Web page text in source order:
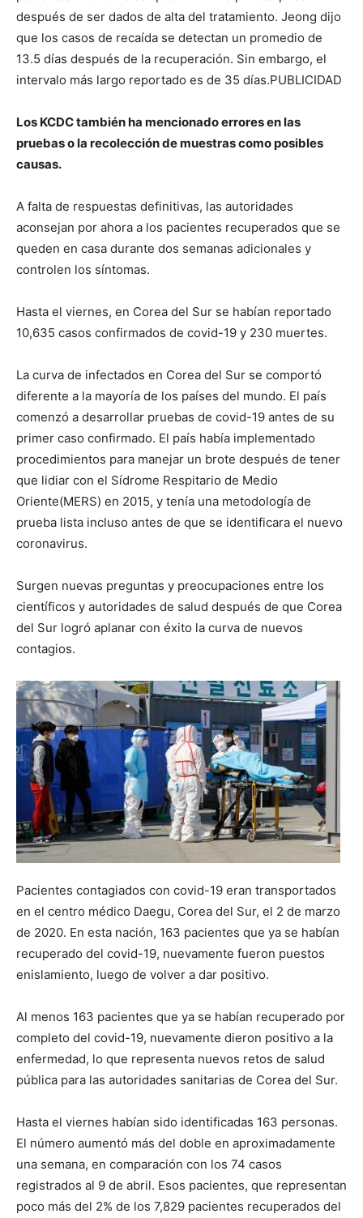
después de ser dados de alta del tratamiento. Jeong dijo
que los casos de recaída se detectan un promedio de
13.5 días después de la recuperación. Sin embargo, el
intervalo más largo reportado es de 35 días.PUBLICIDAD
Los KCDC también ha mencionado errores en las
pruebas o la recolección de muestras como posibles
causas.
A falta de respuestas definitivas, las autoridades
aconsejan por ahora a los pacientes recuperados que se
queden en casa durante dos semanas adicionales y
controlen los síntomas.
Hasta el viernes, en Corea del Sur se habían reportado
10,635 casos confirmados de covid-19 y 230 muertes.
La curva de infectados en Corea del Sur se comportó
diferente a la mayoría de los países del mundo. El país
comenzó a desarrollar pruebas de covid-19 antes de su
primer caso confirmado. El país había implementado
procedimientos para manejar un brote después de tener
que lidiar con el Sídrome Respitario de Medio
Oriente(MERS) en 2015, y tenía una metodología de
prueba lista incluso antes de que se identificara el nuevo
coronavirus.
Surgen nuevas preguntas y preocupaciones entre los
científicos y autoridades de salud después de que Corea
del Sur logró aplanar con éxito la curva de nuevos
contagios.
Pacientes contagiados con covid-19 eran transportados
en el centro médico Daegu, Corea del Sur, el 2 de marzo
de 2020. En esta nación, 163 pacientes que ya se habían
recuperado del covid-19, nuevamente fueron puestos
enislamiento, luego de volver a dar positivo.
Al menos 163 pacientes que ya se habían recuperado por
completo del covid-19, nuevamente dieron positivo a la
enfermedad, lo que representa nuevos retos de salud
pública para las autoridades sanitarias de Corea del Sur.
Hasta el viernes habían sido identificadas 163 personas.
El número aumentó más del doble en aproximadamente
una semana, en comparación con los 74 casos
registrados al 9 de abril. Esos pacientes, que representan
poco más del 2% de los 7,829 pacientes recuperados del